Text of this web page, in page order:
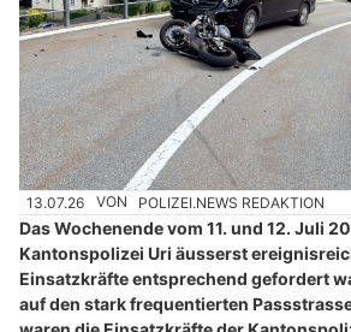
13.07.26 VON POLIZEI.NEWS REDAKTION
Das Wochenende vom 11. und 12. Juli
Kantonspolizei Uri äusserst
Einsatzkräfte entsprechend gefordert
auf den stark frequentierten